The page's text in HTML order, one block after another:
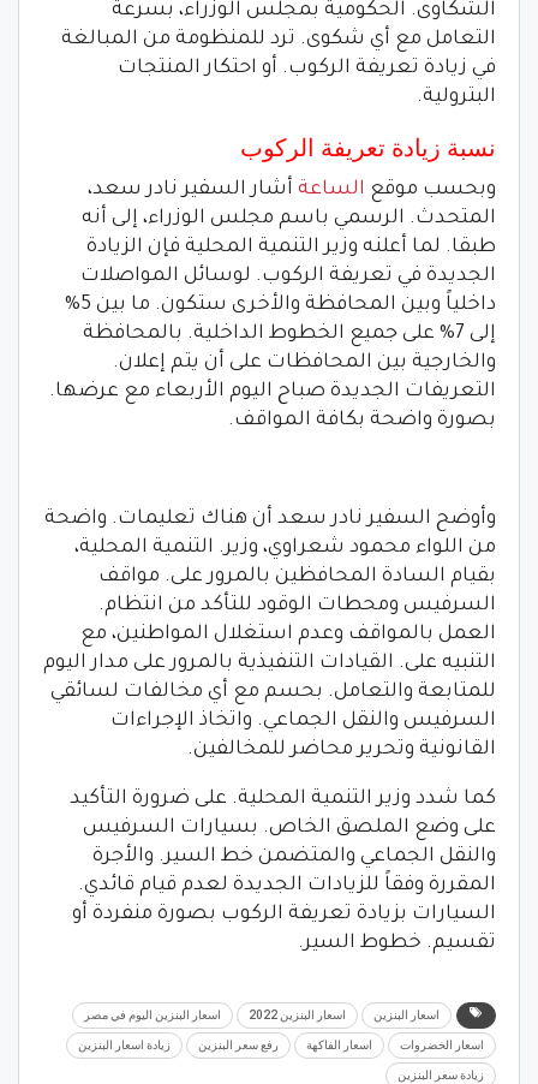
الشكاوى. الحكومية بمجلس الوزراء، بسرعة
التعامل مع أي شكوى. ترد للمنظومة من المبالغة
في زيادة تعريفة الركوب. أو احتكار المنتجات
البترولية.
نسبة زيادة تعريفة الركوب
وبحسب موقع الساعة أشار السفير نادر سعد،
المتحدث. الرسمي باسم مجلس الوزراء، إلى أنه
طبقا. لما أعلنه وزير التنمية المحلية فإن الزيادة
الجديدة في تعريفة الركوب. لوسائل المواصلات
داخلياً وبين المحافظة والأخرى ستكون. ما بين 5%
إلى 7% على جميع الخطوط الداخلية. بالمحافظة
والخارجية بين المحافظات على أن يتم إعلان.
التعريفات الجديدة صباح اليوم الأربعاء مع عرضها.
بصورة واضحة بكافة المواقف.
وأوضح السفير نادر سعد أن هناك تعليمات. واضحة
من اللواء محمود شعراوي، وزير. التنمية المحلية،
بقيام السادة المحافظين بالمرور على. مواقف
السرفيس ومحطات الوقود للتأكد من انتظام.
العمل بالمواقف وعدم استغلال المواطنين، مع
التنبيه على. القيادات التنفيذية بالمرور على مدار اليوم
للمتابعة والتعامل. بحسم مع أي مخالفات لسائقي
السرفيس والنقل الجماعي. واتخاذ الإجراءات
القانونية وتحرير محاضر للمخالفين.
كما شدد وزير التنمية المحلية. على ضرورة التأكيد
على وضع الملصق الخاص. بسيارات السرفيس
والنقل الجماعي والمتضمن خط السير. والأجرة
المقررة وفقاً للزيادات الجديدة لعدم قيام قائدي.
السيارات بزيادة تعريفة الركوب بصورة منفردة أو
تقسيم. خطوط السير.
اسعار البنزين اسعار البنزين 2022 اسعار البنزين اليوم في مصر
اسعار الخضروات اسعار الفاكهة رفع سعر البنزين زيادة اسعار البنزين
زيادة سعر البنزين